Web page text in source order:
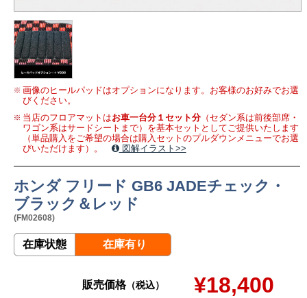
画像のヒールパッドはオプションになります。お客様のお好みでお選
びください。
当店のフロアマットはお車一台分１セット分（セダン系は前後部席・
ワゴン系はサードシートまで）を基本セットとしてご提供いたします
（単品購入をご希望の場合は購入セットのプルダウンメニューでお選
びいただけます）。
図解イラスト>>
ホンダ フリード GB6 JADEチェック・
ブラック＆レッド
(FM02608)
在庫状態 在庫有り
販売価格（税込） ¥18,400